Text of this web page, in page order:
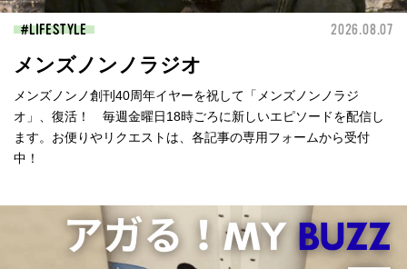
LIFESTYLE 2026.08.07
メンズノンノラジオ
メンズノンノ創刊40周年イヤーを祝して「メンズノンノラジ
オ」、復活！ 毎週金曜日18時ごろに新しいエピソードを配信し
ます。お便りやリクエストは、各記事の専用フォームから受付
中！